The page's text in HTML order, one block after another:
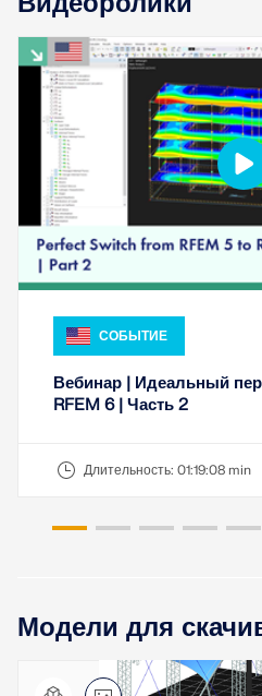
ПРОВЕРИТЬ ЗОНЫ
Устаревшие продукты
СОБЫТИЕ
Вебинар | Идеальный
RFEM 6 | Часть 2
Длительность: 01:19:08 min
Модели для